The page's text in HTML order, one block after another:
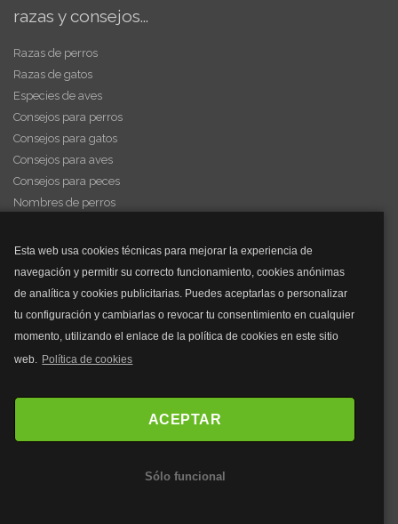
Esta web usa cookies técnicas para mejorar la experiencia de
navegación y permitir su correcto funcionamiento, cookies anónimas
de analítica y cookies publicitarias. Puedes aceptarlas o personalizar
tu configuración y cambiarlas o revocar tu consentimiento en cualquier
momento, utilizando el enlace de la política de cookies en este sitio
web. Política de cookies
ACEPTAR
Sólo funcional
razas y consejos...
Razas de perros
Razas de gatos
Especies de aves
Consejos para perros
Consejos para gatos
Consejos para aves
Consejos para peces
Nombres de perros
y mucho más...